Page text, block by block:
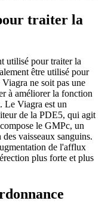
traiter la
utilisé pour traiter la
être utilisé pour
ne soit pas une
à améliorer la fonction
Le Viagra est un
de la PDE5, qui agit
le GMPc, un
vaisseaux sanguins.
de l'afflux
plus forte et plus